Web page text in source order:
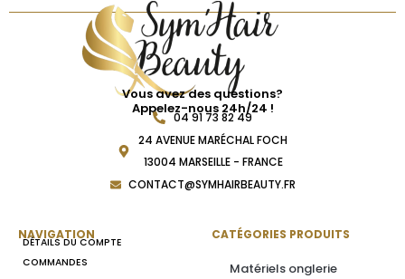
Vous avez des questions?
Appelez-nous 24h/24 !
04 91 73 82 49
24 AVENUE MARÉCHAL FOCH
13004 MARSEILLE - FRANCE
CONTACT@SYMHAIRBEAUTY.FR
NAVIGATION
DÉTAILS DU COMPTE
COMMANDES
CATÉGORIES PRODUITS
Matériels onglerie